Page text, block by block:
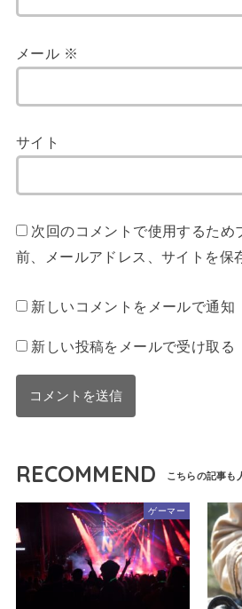
メール ※
サイト
次回のコメントで使用するため
前、メールアドレス、サイトを保
新しいコメントをメールで通知
新しい投稿をメールで受け取る
RECOMMEND
ゲーマー